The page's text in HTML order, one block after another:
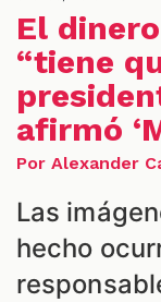
El
“tiene
afirmó
Por Alexander
Las
hecho